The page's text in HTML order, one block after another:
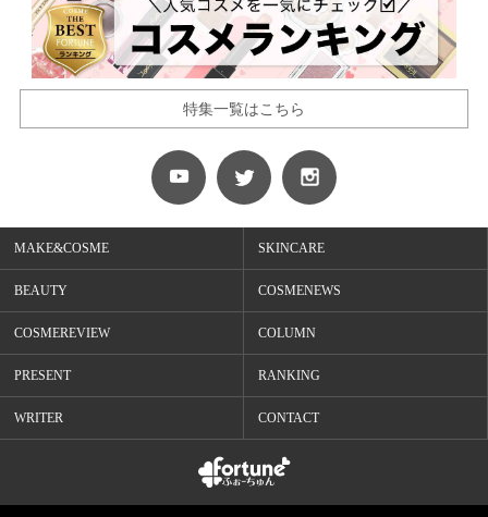
特集一覧はこちら
MAKE&COSME SKINCARE
BEAUTY COSMENEWS
COSMEREVIEW COLUMN
PRESENT RANKING
WRITER CONTACT